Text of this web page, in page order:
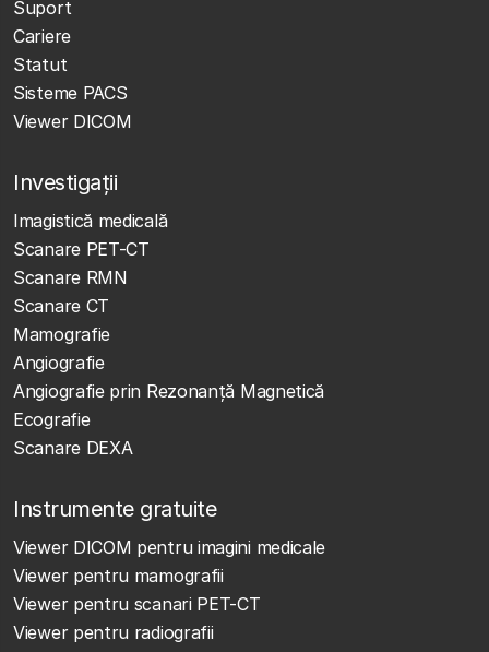
Suport
Cariere
Statut
Sisteme PACS
Viewer DICOM
Investigații
Imagistică medicală
Scanare PET-CT
Scanare RMN
Scanare CT
Mamografie
Angiografie
Angiografie prin Rezonanță Magnetică
Ecografie
Scanare DEXA
Instrumente gratuite
Viewer DICOM pentru imagini medicale
Viewer pentru mamografii
Viewer pentru scanari PET-CT
Viewer pentru radiografii